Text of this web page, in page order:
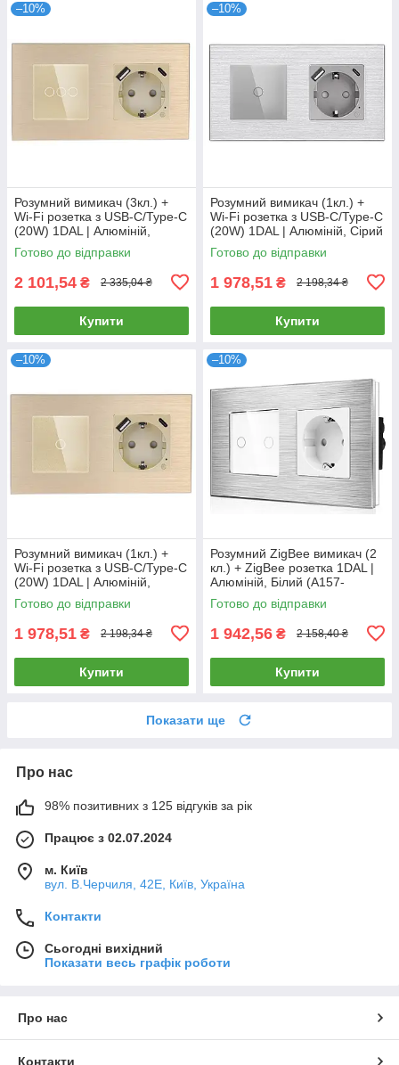
–10%
Розумний вимикач (3кл.) +
Wi-Fi розетка з USB-C/Type-C
(20W) 1DAL | Алюміній,
Золото (A157-GSW3G.WF-
STUTC.WF.GD)
Готово до відправки
2 101,54 ₴ 2 335,04 ₴
Купити
–10%
Розумний вимикач (1кл.) +
Wi-Fi розетка з USB-C/Type-C
(20W) 1DAL | Алюміній, Сірий
(A157-GSW1G.WF-
STUTC.WF.GR)
Готово до відправки
1 978,51 ₴ 2 198,34 ₴
Купити
–10%
Розумний вимикач (1кл.) +
Wi-Fi розетка з USB-C/Type-C
(20W) 1DAL | Алюміній,
Золото (A157-GSW1G.WF-
STUTC.WF.GD)
Готово до відправки
1 978,51 ₴ 2 198,34 ₴
Купити
–10%
Розумний ZigBee вимикач (2
кл.) + ZigBee розетка 1DAL |
Алюміній, Білий (A157-
GSW2G.ZB-ST.ZB.WT)
Готово до відправки
1 942,56 ₴ 2 158,40 ₴
Купити
Показати ще
Про нас
98% позитивних з 125 відгуків за рік
Працює з 02.07.2024
м. Київ
вул. В.Черчиля, 42Е, Київ, Україна
Контакти
Сьогодні вихідний
Показати весь графік роботи
Про нас
Контакти